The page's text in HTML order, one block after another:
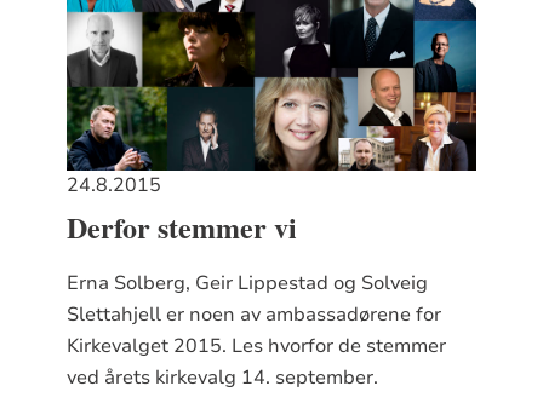
24.8.2015
Derfor stemmer vi
Erna Solberg, Geir Lippestad og Solveig
Slettahjell er noen av ambassadørene for
Kirkevalget 2015. Les hvorfor de stemmer
ved årets kirkevalg 14. september.